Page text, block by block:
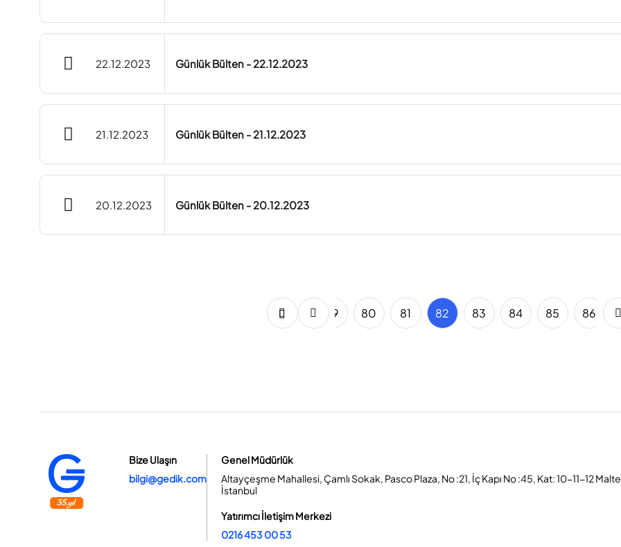
22.12.2023 Günlük Bülten - 22.12.2023
21.12.2023 Günlük Bülten - 21.12.2023
20.12.2023 Günlük Bülten - 20.12.2023
78 79 80 81 82 83 84 85 86
Bize Ulaşın
bilgi@gedik.com
Genel Müdürlük
Altayçeşme Mahallesi, Çamlı Sokak, Pasco Plaza, No :21, İç Kapı No :45, Kat: 10-11-12
İstanbul
Yatırımcı İletişim Merkezi
0216 453 00 53